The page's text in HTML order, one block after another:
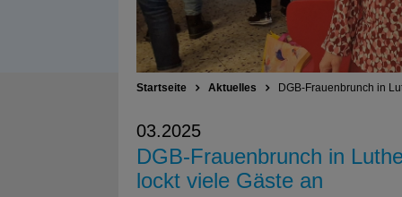
Startseite Aktuelles DGB-Frauenbrunch in
03.2025
DGB-Frauenbrunch in
lockt viele Gäste an